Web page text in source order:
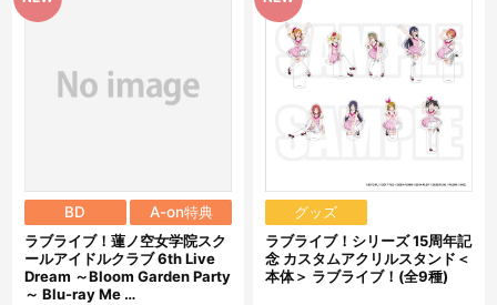
BD
A-on特典
ラブライブ！蓮ノ空女学院スク
ールアイドルクラブ 6th Live
Dream ～Bloom Garden Party
～ Blu-ray Me …
グッズ
ラブライブ！シリーズ 15周年記
念 カスタムアクリルスタンド＜
本体＞ ラブライブ！(全9種)